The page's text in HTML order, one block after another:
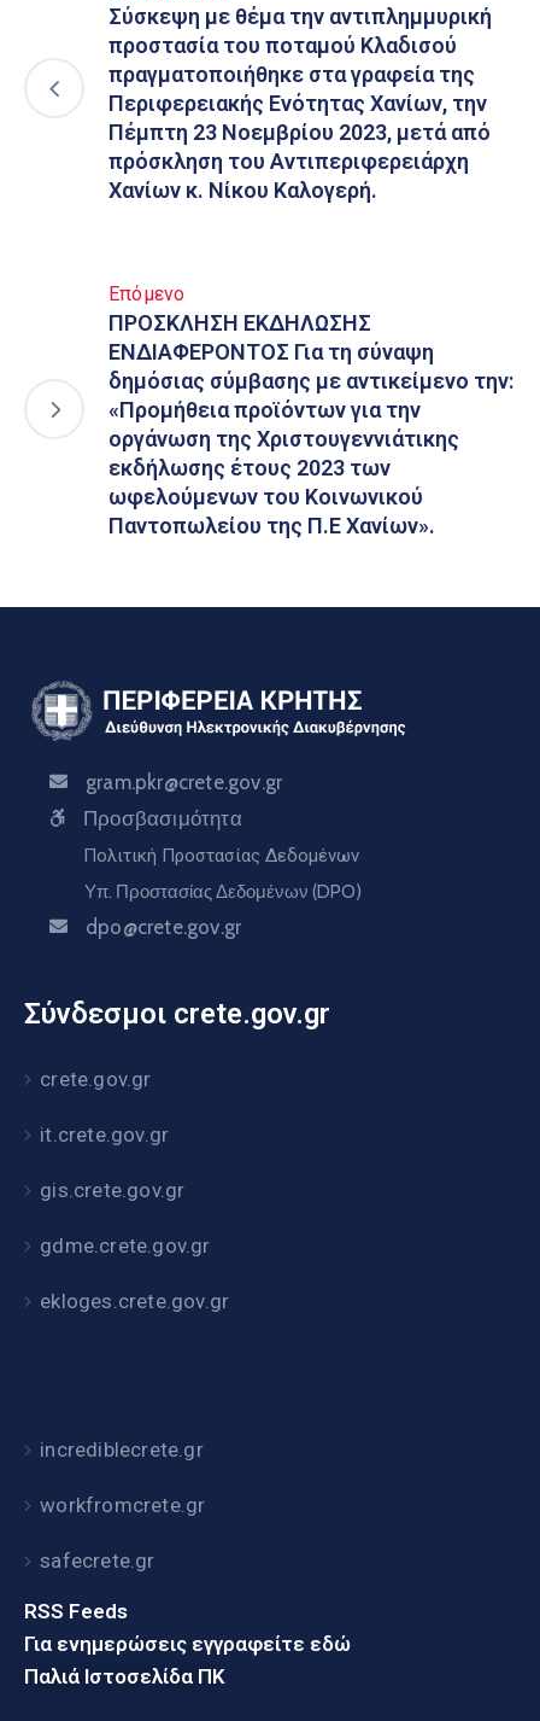
Σύσκεψη με θέμα την αντιπλημμυρική
προστασία του ποταμού Κλαδισού
πραγματοποιήθηκε στα γραφεία της
Περιφερειακής Ενότητας Χανίων, την
Πέμπτη 23 Νοεμβρίου 2023, μετά από
πρόσκληση του Αντιπεριφερειάρχη
Χανίων κ. Νίκου Καλογερή.
Επόμενο
ΠΡΟΣΚΛΗΣΗ ΕΚΔΗΛΩΣΗΣ
ΕΝΔΙΑΦΕΡΟΝΤΟΣ Για τη σύναψη
δημόσιας σύμβασης με αντικείμενο την:
«Προμήθεια προϊόντων για την
οργάνωση της Χριστουγεννιάτικης
εκδήλωσης έτους 2023 των
ωφελούμενων του Κοινωνικού
Παντοπωλείου της Π.Ε Χανίων».
gram.pkr@crete.gov.gr
Προσβασιμότητα
Πολιτική Προστασίας Δεδομένων
Υπ. Προστασίας Δεδομένων (DPO)
dpo@crete.gov.gr
Σύνδεσμοι crete.gov.gr
crete.gov.gr
it.crete.gov.gr
gis.crete.gov.gr
gdme.crete.gov.gr
ekloges.crete.gov.gr
incrediblecrete.gr
workfromcrete.gr
safecrete.gr
RSS Feeds
Για ενημερώσεις εγγραφείτε εδώ
Παλιά Ιστοσελίδα ΠΚ